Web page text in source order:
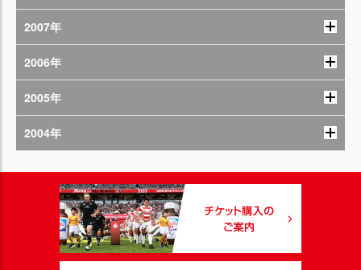
2007年
2006年
2005年
2004年